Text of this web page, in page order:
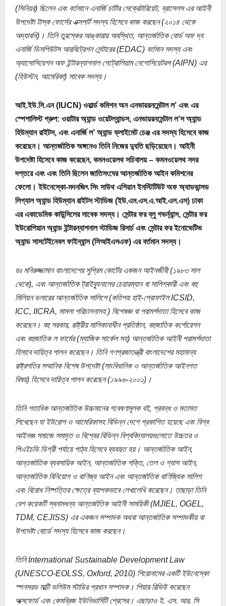
(সিনিয়র) ছিলেন এবং বর্তমানে এনার্জি চার্টার সেক্রেটারিয়েট, ব্রাসেলস এর আইনী
উপদেষ্টা টাস্ক ফোর্সের এক্সপার্ট সদস্য হিসেবে কাজ করছেন (২০১৪ থেকে
অদ্যাবধি)। তিনি তুরস্কের আঙ্কারায় অবস্থিত, আন্তর্জাতিক বোর্ড অফ দ্য
এনার্জি ডিসপিউটস আরবিট্রেশন সেন্টারের (EDAC) বর্তমান সদস্য এবং
অ্যাসোসিয়েশন অফ ইন্টারন্যাশনাল পেট্রোলিয়াম নেগোসিয়েটরস (AIPN) এর
(হিউস্টন, আমেরিকা) সাবেক সদস্য।
আই.ইউ.সি.এন (IUCN) ওয়ার্ল্ড কমিশন অন এনভায়রনমেন্টাল ল’ এবং এর
স্পেশালিস্ট গ্রুপ: ওয়াটার অ্যান্ড ওয়েটল্যান্ডস, এনভায়রনমেন্টাল ল’স অ্যান্ড
হিউম্যান রাইটস, এবং এনার্জি ল’ অ্যান্ড ক্লাইমেট চেঞ্জ এর সদস্য হিসেবে কাজ
করেছেন। আন্তর্জাতিক অঙ্গনেও তিনি নিজের দ্যুতি ছড়িয়েছেন। আইনী
উপদেষ্টা হিসেবে কাজ করেছেন, কমনওয়েলথ সচিবালয় – কমনওয়েলথ সদর
দপ্তরে এবং এবং তিনি ছিলেন জাতিসংঘের আন্তর্জাতিক আইন কমিশনের
ফেলো। ইউনেস্কো-মদনজিৎ সিং সাউথ এশিয়ান ইনস্টিটিউট অফ অ্যাডভান্সড
লিগ্যাল অ্যান্ড হিউম্যান রাইটস স্টাডিজ (ইউ.এম.এস.এ.আই.এল.এস) ঢাকা
এর একাডেমিক কাউন্সিলের সাবেক সদস্য। সেন্টার ফর ব্লু গভর্ন্যান্স, সেন্টার ফর
ইউরোপিয়ান অ্যান্ড ইন্টারন্যাশনাল স্টাডিজ রিসার্চ এবং সেন্টার ফর ইনোভেটিভ
অ্যান্ড সাসটেইনেবল ফাইন্যান্স (সিআইএসএফ) এর বর্তমান সদস্য।
ডঃ মনিরুজ্জামান বাংলাদেশের সুপ্রিম কোর্টের একজন আইনজীবী (১৯৮৩ সাল
থেকে), এবং আন্তৰ্জাতিক ট্রাইব্যুনালের চেয়ারম্যান বা সালিশকারী এবং বহু
মিলিয়ন ডলারের আন্তর্জাতিক সালিশে (কতিপয় হাই-প্রোফাইল ICSID,
ICC, IICRA, মামলা পরিচালনাসহ ) বিশেষজ্ঞ বা পরামর্শদাতা হিসেবে কাজ
করেছেন। বহু সরকার, রাষ্ট্রীয় মালিকানাধীন প্রতিষ্ঠান, বহুজাতিক কর্পোরেশন
এবং বহুজাতিক ল ফার্মের (ম্যাজিক সার্কেল সহ) আন্তর্জাতিক আইনী পরামর্শদাতা
হিসাবে দায়িত্ব পালন করেছেন। তিনি গণপ্রজাতন্ত্রী বাংলাদেশের মহামান্য
রাষ্ট্রপতির সম্মানিক বিশেষ উপদেষ্টা (সাংবিধানিক ও আন্তর্জাতিক আইনগত
বিষয়) হিসেবে দায়িত্ব পালন করেছেন (১৯৯৬-২০০১)।
তিনি শতাধিক আন্তৰ্জাতিক উচ্চমানের গবেষণামূলক বই, প্রবন্ধ ও মতামত
লিখেছেন যা ইউরোপ ও আমেরিকাসহ বিভিন্ন দেশে প্রকাশিত হয়েছে এবং বিশ্ব
আইনজ্ঞ সমাজে সমাদৃত ও বিশ্বের বিভিন্ন বিশ্ববিদ্যালয়গুলোতে উচ্চতর ও
পিএইচডি ডিগ্রী পর্যায়ে পাঠ্য হিসেবে ব্যবহৃত হয়। আন্তর্জাতিক আইন,
আন্তর্জাতিক ব্যবসায়িক আইন, আন্তর্জাতিক শক্তি, তেল ও গ্যাস আইন,
আন্তর্জাতিক বিনিয়োগ ও বাণিজ্য আইন এবং আন্তর্জাতিক বাণিজ্যিক সালিশ
এবং বিরোধ নিষ্পত্তির ক্ষেত্রে ব্যাপকভাবে লেখালেখি করেছেন। তাছাড়া তিনি
বেশ কয়েকটি স্বনামধন্য আন্তর্জাতিক আইনী সাময়িকী (MJIEL, OGEL,
TDM, CEJISS) এর একজন সম্পাদক অথবা আন্তর্জাতিক সম্পাদকীয় বা
উপদেষ্টা বোর্ডে সদস্য হিসেবে কাজ করছেন।
তিনি International Sustainable Development Law
(UNESCO-EOLSS, Oxford, 2010) শিরোনামের একটি ইউনেস্কো
স্পনসরড মাল্টি ভলিউম স্টাডির প্রধান সম্পাদক। পিয়ার রিভিউ করেছেন
অক্সফোর্ড এবং কেমব্রিজ ইউনিভার্সিটি প্রেসের। এছাড়াও ই. এস. আর. সি